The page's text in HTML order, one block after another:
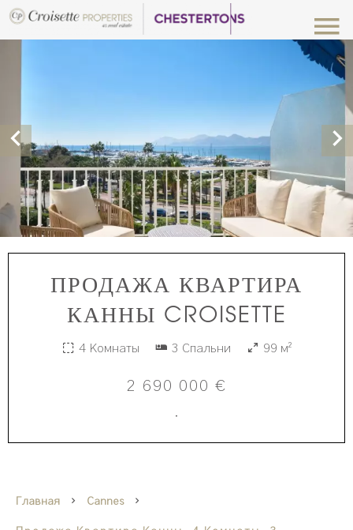
ПРОДАЖА КВАРТИРА
КАННЫ CROISETTE
4 Комнаты 3 Спальни 99 м²
2 690 000 €
·
Главная Cannes